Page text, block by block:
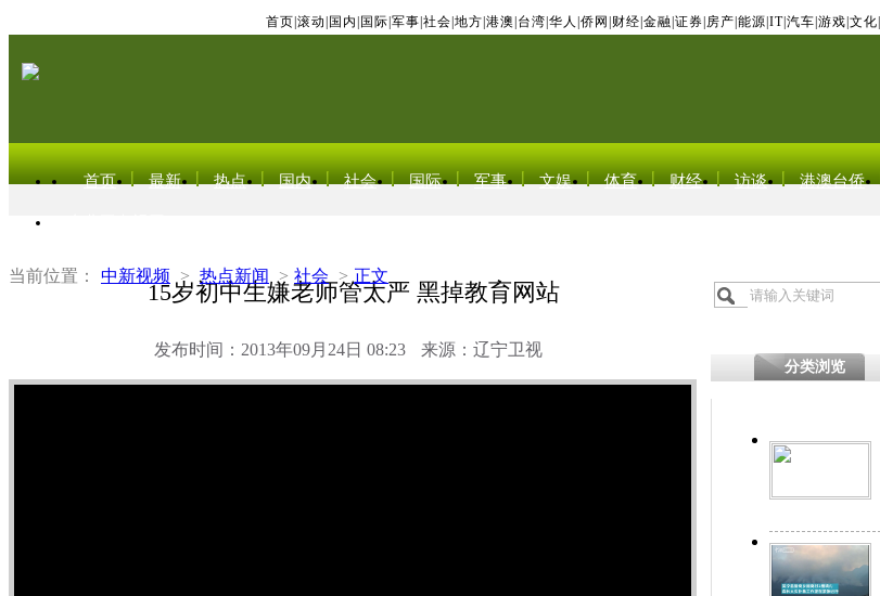
首页 滚动 国内 国际 军事 社会 地方 港澳 台湾 华人 侨网 财经 金融 证券 房产 能源 IT| 汽车 游戏 文化
首页 最新 热点 国内 社会 国际 军事 文娱 体育 财经 访谈 港澳台侨
当前位置： 中新视频 > 热点新闻 > 社会 > 正文
15岁初中生嫌老师管太严 黑掉教育网站
发布时间：2013年09月24日 08:23 来源：辽宁卫视
分类浏览